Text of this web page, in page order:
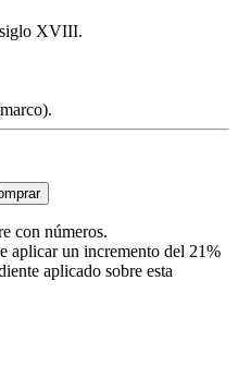
siglo XVIII.
con números.
aplicar un incremento del 21%
aplicado sobre esta